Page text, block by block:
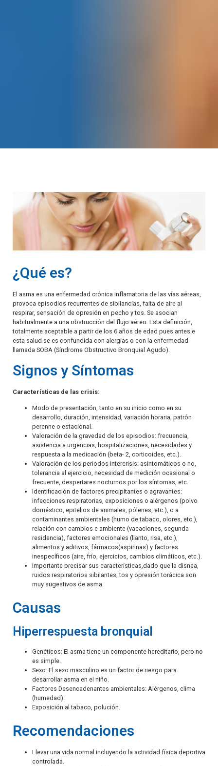
¿Qué es?
El asma es una enfermedad crónica inflamatoria de las vías aéreas,
provoca episodios recurrentes de sibilancias, falta de aire al
respirar, sensación de opresión en pecho y tos. Se asocian
habitualmente a una obstrucción del flujo aéreo. Esta definición,
totalmente aceptable a partir de los 6 años de edad pues antes e
esta salud se es confundida con alergias o con la enfermedad
llamada SOBA (Síndrome Obstructivo Bronquial Agudo).
Signos y Síntomas
Características de las crisis:
Modo de presentación, tanto en su inicio como en su
desarrollo, duración, intensidad, variación horaria, patrón
perenne o estacional.
Valoración de la gravedad de los episodios: frecuencia,
asistencia a urgencias, hospitalizaciones, necesidades y
respuesta a la medicación (beta- 2, corticoides, etc.).
Valoración de los periodos intercrisis: asintomáticos o no,
tolerancia al ejercicio, necesidad de medición ocasional o
frecuente, despertares nocturnos por los síntomas, etc.
Identificación de factores precipitantes o agravantes:
infecciones respiratorias, exposiciones o alérgenos (polvo
doméstico, epitelios de animales, pólenes, etc.), o a
contaminantes ambientales (humo de tabaco, olores, etc.),
relación con cambios e ambiente (vacaciones, segunda
residencia), factores emocionales (llanto, risa, etc.),
alimentos y aditivos, fármacos(aspirinas) y factores
inespecíficos (aire, frío, ejercicios, cambios climáticos, etc.).
Importante precisar sus características,dado que la disnea,
ruidos respiratorios sibilantes, tos y opresión torácica son
muy sugestivos de asma.
Causas
Hiperrespuesta bronquial
Genéticos: El asma tiene un componente hereditario, pero no
es simple.
Sexo: El sexo masculino es un factor de riesgo para
desarrollar asma en el niño.
Factores Desencadenantes ambientales: Alérgenos, clima
(humedad).
Exposición al tabaco, polución.
Recomendaciones
Llevar una vida normal incluyendo la actividad física deportiva
controlada.